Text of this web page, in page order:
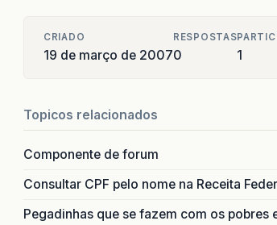
CRIADO
19 de março de 2007
RESPOSTAS
0 1
Topicos relacionados
Componente de forum
Consultar CPF pelo nome na Receita
Pegadinhas que se fazem com os pobres